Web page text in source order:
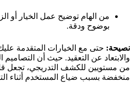
من الهام توضيح عمل الخيار أو
بوضوح ودقة.
نصيحة: حتى مع الخيارات المتقدمة
والابتعاد عن التعقيد. حيث أن التصاميم
من مستويين للكشف التدريجي، تجعل
منخفضة بسبب ضياع المستخدم أثناء